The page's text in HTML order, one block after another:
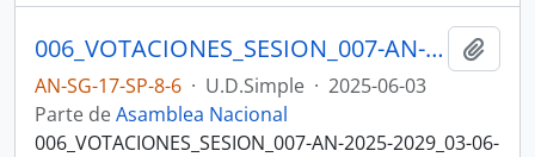
006_VOTACIONES_SESION_007-AN-2025-2029_03-06-25SESION DEL PLENO N 007 ASAMBLEA NACIONAL 2025-2027
AN-SG-17-SP-8-6 · U.D.Simple · 2025-06-03
Parte deAsamblea Nacional
006_VOTACIONES_SESION_007-AN-2025-2029_03-06-